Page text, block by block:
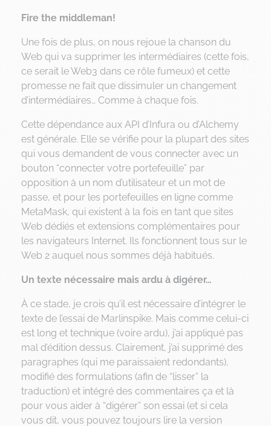
Fire the middleman!
Une fois de plus, on nous rejoue la chanson du
Web qui va supprimer les intermédiaires (cette fois,
ce serait le Web3 dans ce rôle fumeux) et cette
promesse ne fait que dissimuler un changement
d’intermédiaires… Comme à chaque fois.
Cette dépendance aux API d’Infura ou d’Alchemy
est générale. Elle se vérifie pour la plupart des sites
qui vous demandent de vous connecter avec un
bouton “connecter votre portefeuille” par
opposition à un nom d’utilisateur et un mot de
passe, et pour les portefeuilles en ligne comme
MetaMask, qui existent à la fois en tant que sites
Web dédiés et extensions complémentaires pour
les navigateurs Internet. Ils fonctionnent tous sur le
Web 2 auquel nous sommes déjà habitués.
Un texte nécessaire mais ardu à digérer…
À ce stade, je crois qu’il est nécessaire d’intégrer le
texte de l’essai de Marlinspike. Mais comme celui-ci
est long et technique (voire ardu), j’ai appliqué pas
mal d’édition dessus. Clairement, j’ai supprimé des
paragraphes (qui me paraissaient redondants),
modifié des formulations (afin de “lisser” la
traduction) et intégré des commentaires ça et là
pour vous aider à “digérer” son essai (et si cela
vous dit, vous pouvez toujours lire la version